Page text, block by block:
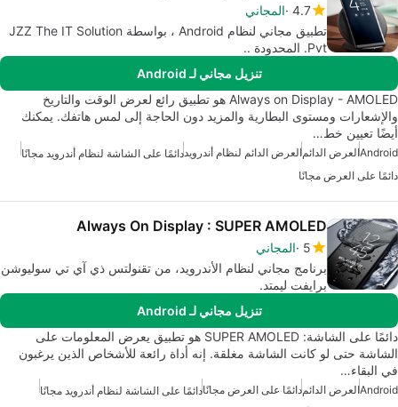
4.7 المجاني
تطبيق مجاني لنظام Android ، بواسطة JZZ The IT Solution
Pvt. المحدودة ..
تنزيل مجاني لـ Android
Always on Display - AMOLED هو تطبيق رائع لعرض الوقت والتاريخ
والإشعارات ومستوى البطارية والمزيد دون الحاجة إلى لمس هاتفك. يمكنك
أيضًا تعيين خط…
Androidالعرض الدائمالعرض الدائم لنظام أندرويددائمًا على الشاشة لنظام أندرويد مجانًا
دائمًا على العرض مجانًا
Always On Display : SUPER AMOLED
5 المجاني
برنامج مجاني لنظام الأندرويد، من تقنولتس ذي آي تي سوليوشن
برايفت ليمتد.
تنزيل مجاني لـ Android
دائمًا على الشاشة: SUPER AMOLED هو تطبيق يعرض المعلومات على
الشاشة حتى لو كانت الشاشة مغلقة. إنه أداة رائعة للأشخاص الذين يرغبون
في البقاء…
Androidالعرض الدائمدائمًا على العرض مجانًادائمًا على الشاشة لنظام أندرويد مجانًا